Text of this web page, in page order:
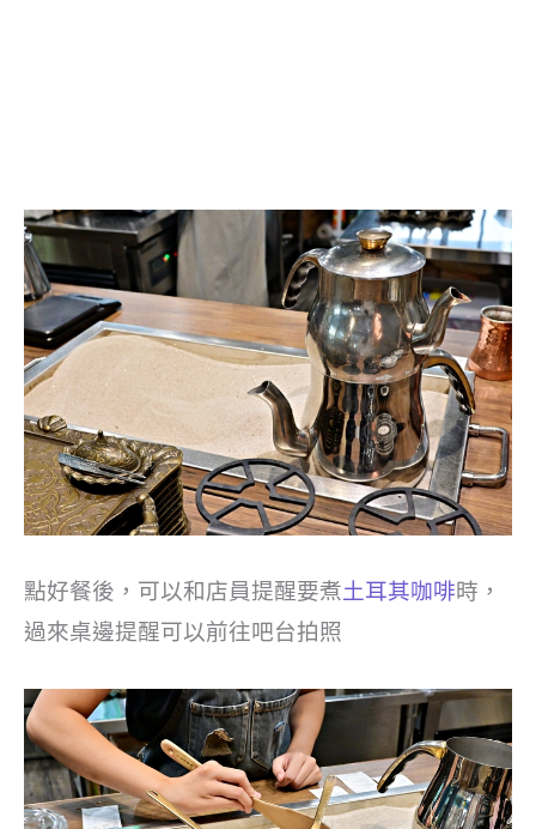
點好餐後，可以和店員提醒要煮土耳其咖啡時，
過來桌邊提醒可以前往吧台拍照